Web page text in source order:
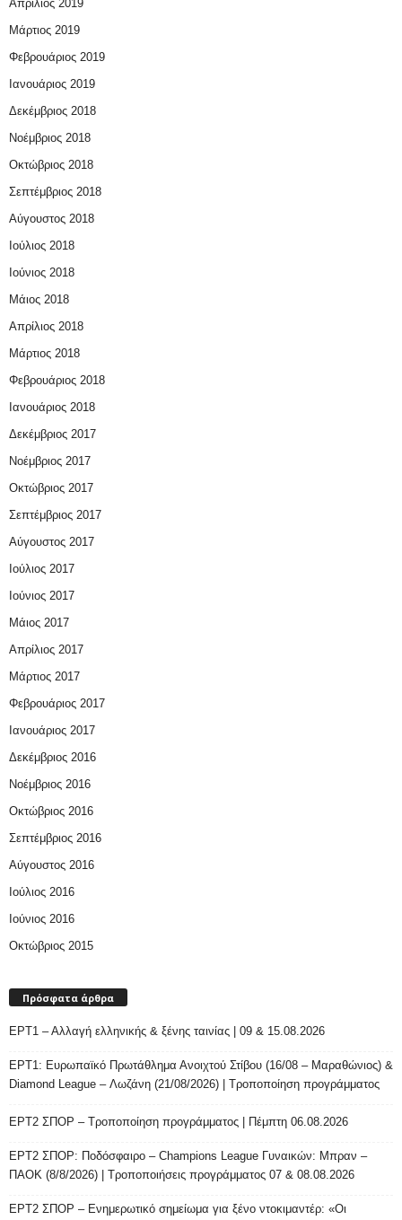
Απρίλιος 2019
Μάρτιος 2019
Φεβρουάριος 2019
Ιανουάριος 2019
Δεκέμβριος 2018
Νοέμβριος 2018
Οκτώβριος 2018
Σεπτέμβριος 2018
Αύγουστος 2018
Ιούλιος 2018
Ιούνιος 2018
Μάιος 2018
Απρίλιος 2018
Μάρτιος 2018
Φεβρουάριος 2018
Ιανουάριος 2018
Δεκέμβριος 2017
Νοέμβριος 2017
Οκτώβριος 2017
Σεπτέμβριος 2017
Αύγουστος 2017
Ιούλιος 2017
Ιούνιος 2017
Μάιος 2017
Απρίλιος 2017
Μάρτιος 2017
Φεβρουάριος 2017
Ιανουάριος 2017
Δεκέμβριος 2016
Νοέμβριος 2016
Οκτώβριος 2016
Σεπτέμβριος 2016
Αύγουστος 2016
Ιούλιος 2016
Ιούνιος 2016
Οκτώβριος 2015
Πρόσφατα άρθρα
ΕΡΤ1 – Αλλαγή ελληνικής & ξένης ταινίας | 09 & 15.08.2026
ΕΡΤ1: Ευρωπαϊκό Πρωτάθλημα Ανοιχτού Στίβου (16/08 – Μαραθώνιος) &
Diamond League – Λωζάνη (21/08/2026) | Τροποποίηση προγράμματος
ΕΡΤ2 ΣΠΟΡ – Τροποποίηση προγράμματος | Πέμπτη 06.08.2026
ΕΡΤ2 ΣΠΟΡ: Ποδόσφαιρο – Champions League Γυναικών: Μπραν –
ΠΑΟΚ (8/8/2026) | Τροποποιήσεις προγράμματος 07 & 08.08.2026
ΕΡΤ2 ΣΠΟΡ – Ενημερωτικό σημείωμα για ξένο ντοκιμαντέρ: «Οι